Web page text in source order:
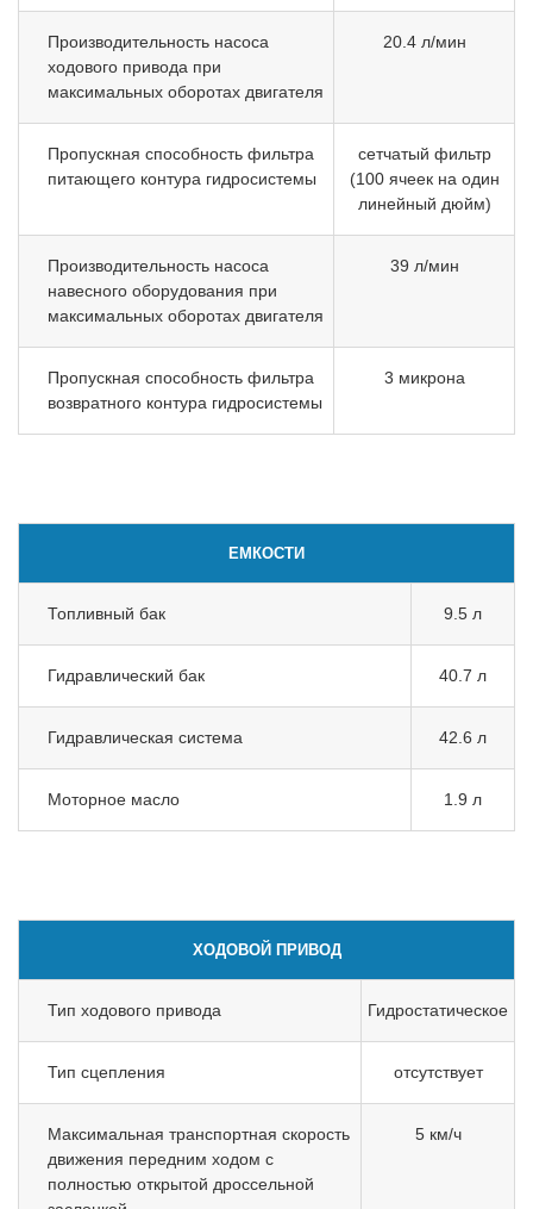
Производительность насоса
ходового привода при
максимальных оборотах двигателя
20.4 л/мин
Пропускная способность фильтра
питающего контура гидросистемы
сетчатый фильтр
(100 ячеек на один
линейный дюйм)
Производительность насоса
навесного оборудования при
максимальных оборотах двигателя
39 л/мин
Пропускная способность фильтра
возвратного контура гидросистемы
3 микрона
ЕМКОСТИ
Топливный бак 9.5 л
Гидравлический бак 40.7 л
Гидравлическая система 42.6 л
Моторное масло 1.9 л
ХОДОВОЙ ПРИВОД
Тип ходового привода Гидростатическое
Тип сцепления отсутствует
Максимальная транспортная скорость
движения передним ходом с
полностью открытой дроссельной
5 км/ч